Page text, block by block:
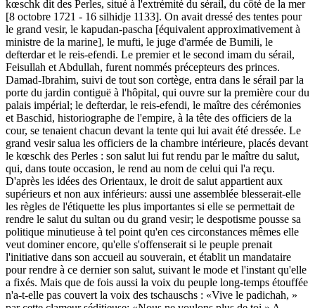
kœschk dit des Perles, situé à l'extrémité du sérail, du côté de la mer
[8 octobre 1721 - 16 silhidje 1133]. On avait dressé des tentes pour
le grand vesir, le kapudan-pascha [équivalent approximativement à
ministre de la marine], le mufti, le juge d'armée de Bumili, le
defterdar et le reis-efendi. Le premier et le second imam du sérail,
Feisullah et Abdullah, furent nommés précepteurs des princes.
Damad-Ibrahim, suivi de tout son cortège, entra dans le sérail par la
porte du jardin contiguë à l'hôpital, qui ouvre sur la première cour du
palais impérial; le defterdar, le reis-efendi, le maître des cérémonies
et Baschid, historiographe de l'empire, à la tête des officiers de la
cour, se tenaient chacun devant la tente qui lui avait été dressée. Le
grand vesir salua les officiers de la chambre intérieure, placés devant
le kœschk des Perles : son salut lui fut rendu par le maître du salut,
qui, dans toute occasion, le rend au nom de celui qui l'a reçu.
D'après les idées des Orientaux, le droit de salut appartient aux
supérieurs et non aux inférieurs: aussi une assemblée blesserait-elle
les règles de l'étiquette les plus importantes si elle se permettait de
rendre le salut du sultan ou du grand vesir; le despotisme pousse sa
politique minutieuse à tel point qu'en ces circonstances mêmes elle
veut dominer encore, qu'elle s'offenserait si le peuple prenait
l'initiative dans son accueil au souverain, et établit un mandataire
pour rendre à ce dernier son salut, suivant le mode et l'instant qu'elle
a fixés. Mais que de fois aussi la voix du peuple long-temps étouffée
n'a-t-elle pas couvert la voix des tschauschs : «Vive le padichah, »